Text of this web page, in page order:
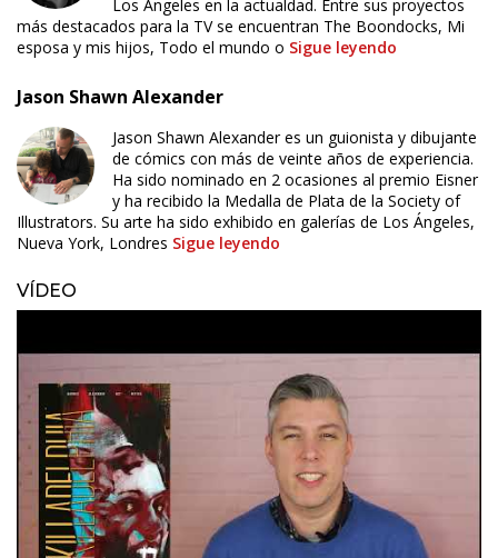
Los Ángeles en la actualdad. Entre sus proyectos
más destacados para la TV se encuentran The Boondocks, Mi
esposa y mis hijos, Todo el mundo o Sigue leyendo
Jason Shawn Alexander
Jason Shawn Alexander es un guionista y dibujante
de cómics con más de veinte años de experiencia.
Ha sido nominado en 2 ocasiones al premio Eisner
y ha recibido la Medalla de Plata de la Society of
Illustrators. Su arte ha sido exhibido en galerías de Los Ángeles,
Nueva York, Londres Sigue leyendo
VÍDEO
ÚLTIMO NÚMERO PUBLICADO